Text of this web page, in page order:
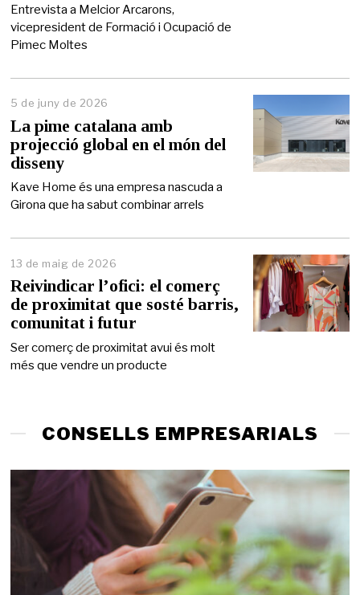
y
d
2
Entrevista a Melcior Arcarons,
vicepresident de Formació i Ocupació de
Pimec Moltes
5 de juny de 2026
d
e
j
y
d
2
La pime catalana amb
projecció global en el món del
disseny
Kave Home és una empresa nascuda a
Girona que ha sabut combinar arrels
13 de maig de 2026
4
d
e
m
i
g
2
Reivindicar l’ofici: el comerç
de proximitat que sosté barris,
comunitat i futur
Ser comerç de proximitat avui és molt
més que vendre un producte
CONSELLS EMPRESARIALS